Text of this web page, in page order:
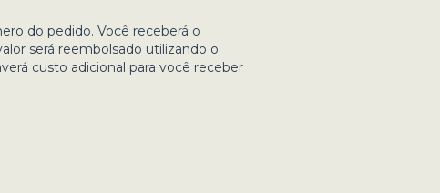
do pedido. Você receberá o
será reembolsado utilizando o
custo adicional para você receber